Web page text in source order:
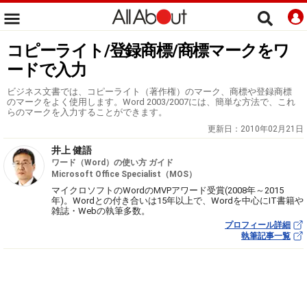
コピーライト/登録商標/商標マークをワ
ードで入力
ビジネス文書では、コピーライト（著作権）のマーク、商標や登録商標
のマークをよく使用します。Word 2003/2007には、簡単な方法で、これ
らのマークを入力することができます。
更新日： 2010年02月21日
井上 健語
ワード（Word）の使い方 ガイド
Microsoft Office Specialist（MOS）
マイクロソフトのWordのMVPアワード受賞(2008年～2015
年)。Wordとの付き合いは15年以上で、Wordを中心にIT書籍や
雑誌・Webの執筆多数。
プロフィール詳細
執筆記事一覧